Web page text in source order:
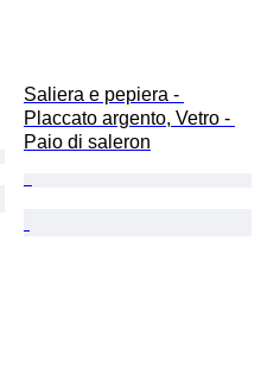
Saliera e pepiera -
Placcato argento, Vetro -
Paio di saleron